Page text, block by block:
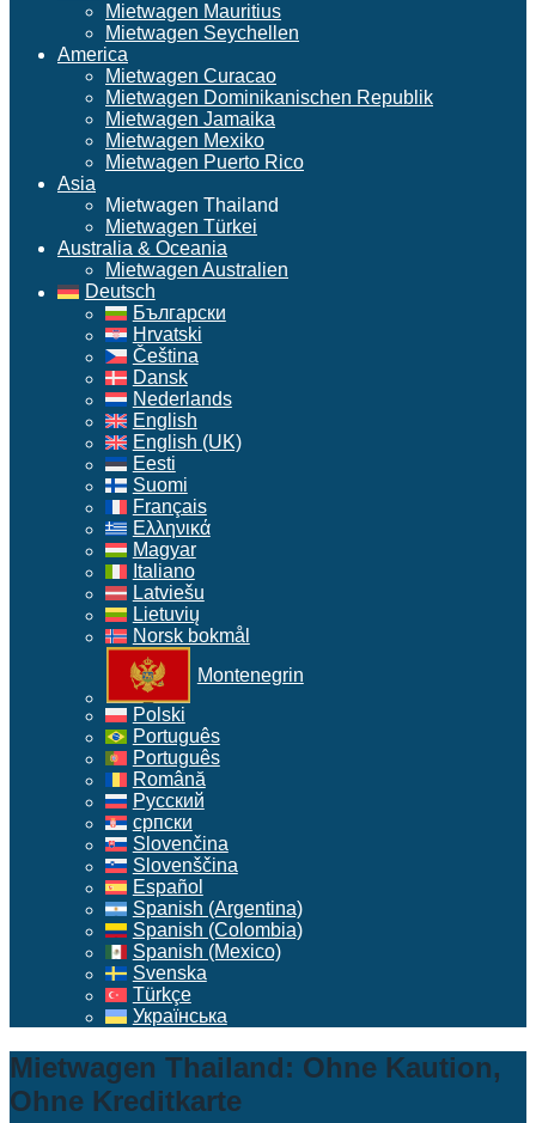
Mietwagen Mauritius
Mietwagen Seychellen
America
Mietwagen Curacao
Mietwagen Dominikanischen Republik
Mietwagen Jamaika
Mietwagen Mexiko
Mietwagen Puerto Rico
Asia
Mietwagen Thailand
Mietwagen Türkei
Australia & Oceania
Mietwagen Australien
Deutsch
Български
Hrvatski
Čeština
Dansk
Nederlands
English
English (UK)
Eesti
Suomi
Français
Ελληνικά
Magyar
Italiano
Latviešu
Lietuvių
Norsk bokmål
Montenegrin
Polski
Português
Português
Română
Русский
српски
Slovenčina
Slovenščina
Español
Spanish (Argentina)
Spanish (Colombia)
Spanish (Mexico)
Svenska
Türkçe
Українська
Mietwagen Thailand: Ohne Kaution,
Ohne Kreditkarte